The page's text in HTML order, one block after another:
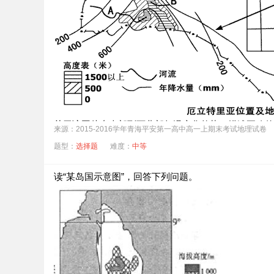
C．65m
D．90m
关于该国从东南部到西北部气温变化趋势，描述正确
A．逐渐升高
B．逐渐降低
解决该国农业用水紧缺的可行措施有（ ）
①建水库 ②海水淡化 ③跨流域从他国调水 ④改进灌溉
A．②④B．①④
C．②③ D．①③
我国欲支援一批农业机械设备到该国，选择的最佳海
来源：2015-2016学年青海平安第一高中高一上期末考试地理试卷
题型： 选择题 难度： 中等
读“某岛国示意图”，回答下列问题。